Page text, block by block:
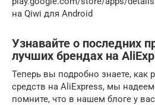
на Qiwi для Android
Узнавайте о последних
лучших брендах на
Теперь вы подробно знаете, как
средств на AliExpress, мы
помните, что в нашем блоге у